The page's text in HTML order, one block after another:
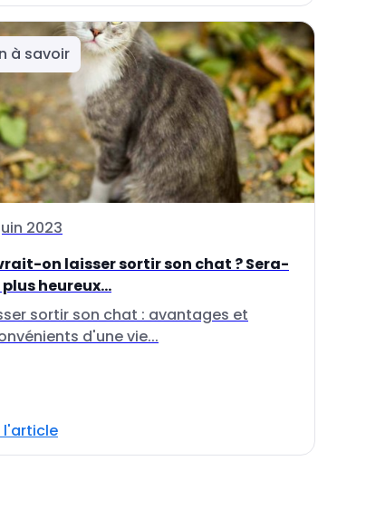
à savoir
2023
on laisser sortir son chat ? Sera-
heureux...
sortir son chat : avantages et
d'une vie...
l'article